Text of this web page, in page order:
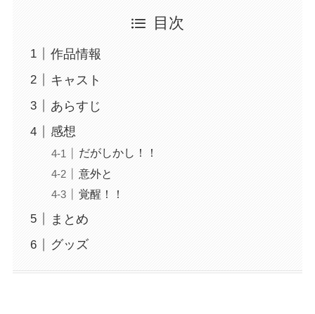
目次
作品情報
キャスト
あらすじ
感想
だがしかし！！
意外と
覚醒！！
まとめ
グッズ